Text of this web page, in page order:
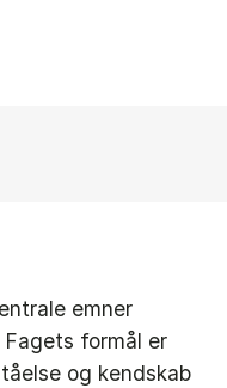
emner
formål er
og kendskab